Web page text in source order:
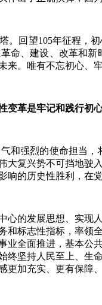
回望105年征程，初
命、建设、改革和
。唯有不忘初心、
革是牢记和践行初
强烈的使命担当，
大复兴势不可挡地
的历史性胜利，在
的发展思想、实现
和标志性指标，率
业全面推进，基本
终坚持人民至上、
加充实、更有保障